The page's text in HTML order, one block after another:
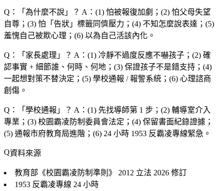
Q：「 為什麼不說 」？ A：(1) 怕被報復加劇；(2) 怕父母失望
自尊；(3) 怕「告狀」標籤同儕壓力；(4) 不知怎麼說表達；(5)
羞愧自己被欺心理；(6) 以為自己活該內化。
Q：「 家長處理 」？ A：(1) 冷靜不過度反應不嚇孩子；(2) 確
認事實 + 細節誰、何時、何地；(3) 保證孩子不是錯支持；(4)
一起想對策不替決定；(5) 學校通報 / 報警系統；(6) 心理諮商
創傷。
Q：「 學校通報 」？ A：(1) 先找導師第 1 步；(2) 輔導室介入
專業；(3) 校園霸凌防制委員會法定；(4) 保留書面紀錄證據；
(5) 通報市府教育局進階；(6) 24 小時 1953 反霸凌專線緊急。
資料來源
教育部《校園霸凌防制準則》
2012 立法 2026 修訂
1953 反霸凌專線 24 小時